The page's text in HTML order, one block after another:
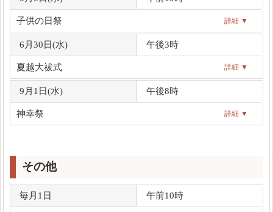
子供の日祭 詳細 ▼
6月30日(水) 午後3時
夏越大祓式 詳細 ▼
9月1日(水) 午後8時
神幸祭 詳細 ▼
その他
毎月1日 午前10時